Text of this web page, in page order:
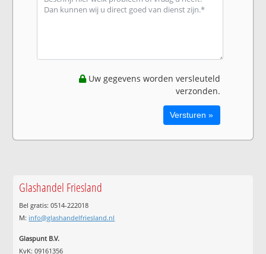
Uw gegevens worden versleuteld
verzonden.
Glashandel Friesland
Bel gratis: 0514-222018
M: info@glashandelfriesland.nl
Glaspunt B.V.
KvK: 09161356